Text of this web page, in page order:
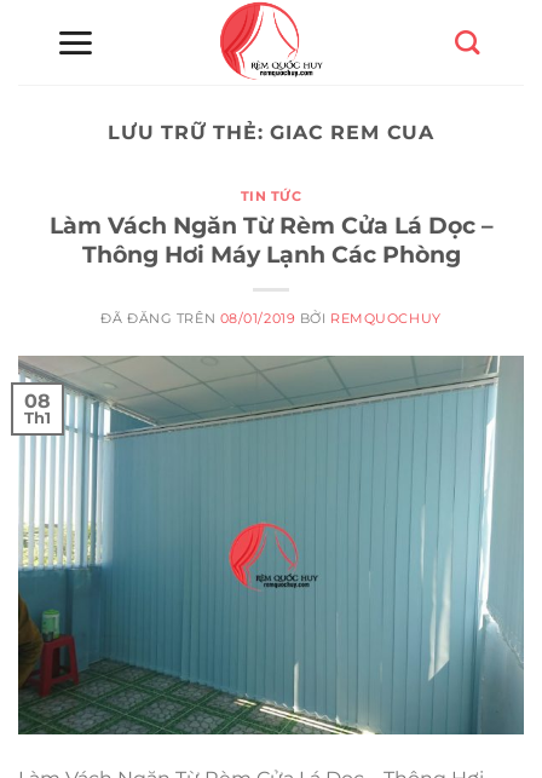
LƯU TRỮ THẺ:GIAC REM CUA
TIN TỨC
Làm Vách Ngăn Từ Rèm Cửa Lá Dọc –
Thông Hơi Máy Lạnh Các Phòng
ĐÃ ĐĂNG TRÊN 08/01/2019 BỞI REMQUOCHUY
08
Th1